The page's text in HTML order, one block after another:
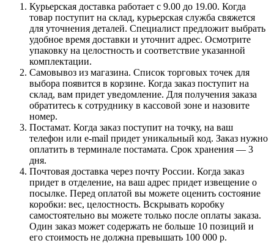
Курьерская доставка работает с 9.00 до 19.00. Когда
товар поступит на склад, курьерская служба свяжется
для уточнения деталей. Специалист предложит выбрать
удобное время доставки и уточнит адрес. Осмотрите
упаковку на целостность и соответствие указанной
комплектации.
Самовывоз из магазина. Список торговых точек для
выбора появится в корзине. Когда заказ поступит на
склад, вам придет уведомление. Для получения заказа
обратитесь к сотруднику в кассовой зоне и назовите
номер.
Постамат. Когда заказ поступит на точку, на ваш
телефон или e-mail придет уникальный код. Заказ нужно
оплатить в терминале постамата. Срок хранения — 3
дня.
Почтовая доставка через почту России. Когда заказ
придет в отделение, на ваш адрес придет извещение о
посылке. Перед оплатой вы можете оценить состояние
коробки: вес, целостность. Вскрывать коробку
самостоятельно вы можете только после оплаты заказа.
Один заказ может содержать не больше 10 позиций и
его стоимость не должна превышать 100 000 р.